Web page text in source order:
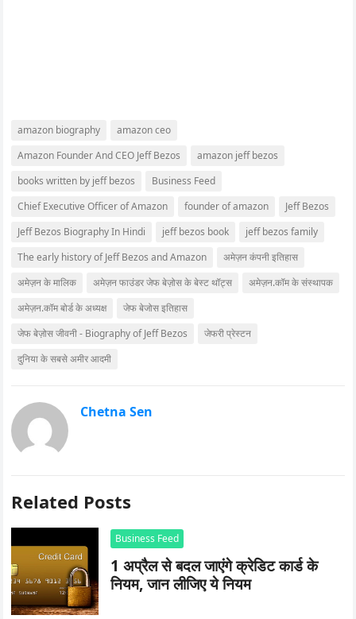
amazon biography
amazon ceo
Amazon Founder And CEO Jeff Bezos
amazon jeff bezos
books written by jeff bezos
Business Feed
Chief Executive Officer of Amazon
founder of amazon
Jeff Bezos
Jeff Bezos Biography In Hindi
jeff bezos book
jeff bezos family
The early history of Jeff Bezos and Amazon
अमेज़न कंपनी इतिहास
अमेज़न के मालिक
अमेज़न फाउंडर जेफ बेज़ोस के बेस्ट थॉट्स
अमेज़न.कॉम के संस्थापक
अमेज़न.कॉम बोर्ड के अध्यक्ष
जेफ बेजोस इतिहास
जेफ बेज़ोस जीवनी - Biography of Jeff Bezos
जेफरी प्रेस्टन
दुनिया के सबसे अमीर आदमी
Chetna Sen
Related Posts
Business Feed
1 अप्रैल से बदल जाएंगे क्रेडिट कार्ड के
नियम, जान लीजिए ये नियम